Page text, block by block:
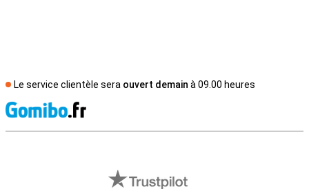
Le service clientèle sera ouvert demain à 09.00 heures